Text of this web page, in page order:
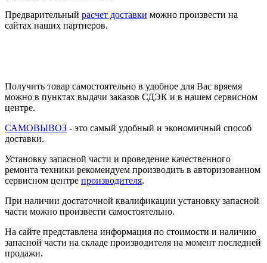
Предварительный расчет доставки можно произвести на
сайтах наших партнеров.
Получить товар самостоятельно в удобное для Вас вряемя
можно в пунктах выдачи заказов СДЭК и в нашем сервисном
центре.
САМОВЫВОЗ - это самый удобный и экономичный способ
доставки.
Установку запасной части и проведение качественного
ремонта техники рекомендуем производить в авторизованном
сервисном центре производителя.
При наличии достаточной квалификации установку запасной
части можно произвести самостоятельно.
На сайте представлена информация по стоимости и наличию
запасной части на складе производителя на момент последней
продажи.